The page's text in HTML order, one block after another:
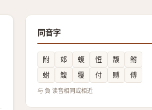
同音字
附 邚 蝮 㤱 馥
鲋
蚹
鰒 䨱 付 赙 傅
与 負 读音相同或相近